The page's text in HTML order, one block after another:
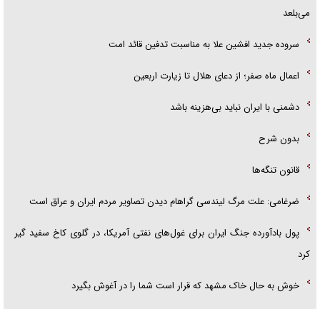
می‌بلعد
سروده جدید افشین علا به مناسبت تدفین قائد امت
اعمال ماه صفر؛ از دعای هلال تا زیارت اربعین
دشمنی با ایران نباید بی‌هزینه باشد
بدون شرح
قانون تنگه‌ها
ضرغامی: علت مرگ لیندسی گراهام دیدن تصاویر مردم ایران و عراق است
پول بادآورده جنگ ایران برای غول‌های نفتی آمریکا، در گلوی کاخ سفید گیر
کرد
خوش به حال خاک مشهد که قرار است شما را در آغوش بگیرد